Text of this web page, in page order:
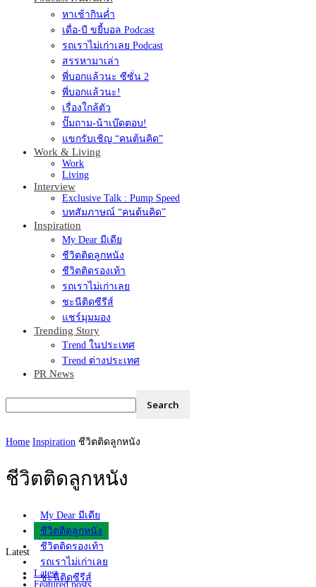
หาเช้ากินค่ำ
เดื่อ-บี ขยี้บอล Podcast
รถเราไม่เก่าเลย Podcast
สรรหามาเล่า
พี่บอกแล้วนะ ซีซั่น 2
พี่บอกแล้วนะ!
เรื่องใกล้ตัว
ปั๊มถาม-น้าเบ๊ดตอบ!
แขกรับเชิญ “คนต้นคิด”
Work & Living
Work
Living
Interview
Exclusive Talk : Pump Speed
บทสัมภาษณ์ “คนต้นคิด”
Inspiration
My Dear มีเดีย
ชีวิตติดลูกหนัง
ชีวิตติดรองเท้า
รถเราไม่เก่าเลย
ชะนีติดซีรีส์
แชร์มุมมอง
Trending Story
Trend ในประเทศ
Trend ต่างประเทศ
PR News
Home Inspiration ชีวิตติดลูกหนัง
ชีวิตติดลูกหนัง
My Dear มีเดีย
ชีวิตติดลูกหนัง
ชีวิตติดรองเท้า
รถเราไม่เก่าเลย
ชะนีติดซีรีส์
Latest
Latest
Featured posts